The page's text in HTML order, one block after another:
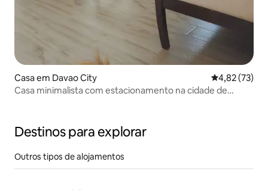
Casa em Davao City Classificação
4,82 (73)
Casa minimalista com estacionamento na cidade de
Destinos para explorar
Outros tipos de alojamentos